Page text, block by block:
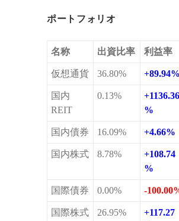
ポートフォリオ
名称 出資比率 利益率
仮想通貨 36.80% +89.94%
国内
REIT
0.13%
+1136.36
%
国内債券 16.09% +4.66%
国内株式 8.78%
+108.74
%
国際債券 0.00% -
国際株式 26.95%
+117.27